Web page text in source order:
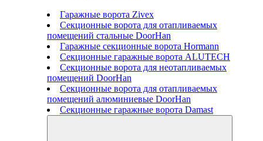
Гаражные ворота Zivex
Секционные ворота для отапливаемых
помещений стальные DoorHan
Гаражные секционные ворота Hormann
Секционные гаражные ворота ALUTECH
Секционные ворота для неотапливаемых
помещений DoorHan
Секционные ворота для отапливаемых
помещений алюминиевые DoorHan
Секционные гаражные ворота Damast